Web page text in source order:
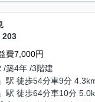
203
費7,000円
/築4年 /3階建
」駅 徒歩54分車9分
」駅 徒歩64分車10分